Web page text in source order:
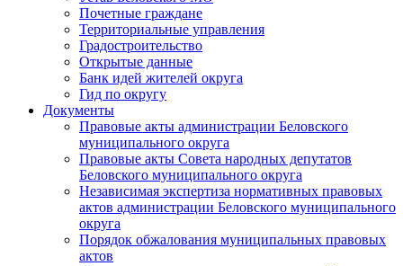
Почетные граждане
Территориальные управления
Градостроительство
Открытые данные
Банк идей жителей округа
Гид по округу
Документы
Правовые акты администрации Беловского
муниципального округа
Правовые акты Совета народных депутатов
Беловского муниципального округа
Независимая экспертиза нормативных правовых
актов администрации Беловского муниципального
округа
Порядок обжалования муниципальных правовых
актов